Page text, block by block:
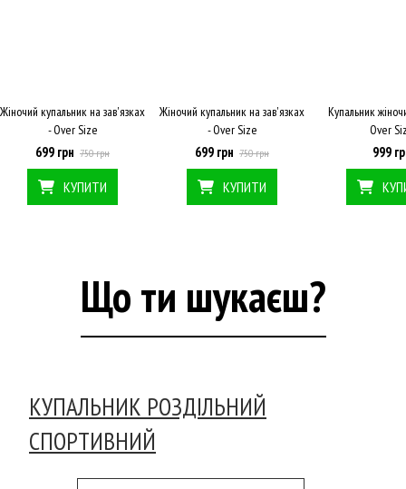
Жіночий купальник на зав'язках
- Over Size
699 грн 750 грн
КУПИТИ
Жіночий купальник на зав'язках
- Over Size
699 грн 750 грн
КУПИТИ
Купальник
Over
999
Що ти шукаєш?
КУПАЛЬНИК РОЗДІЛЬНИЙ
СПОРТИВНИЙ